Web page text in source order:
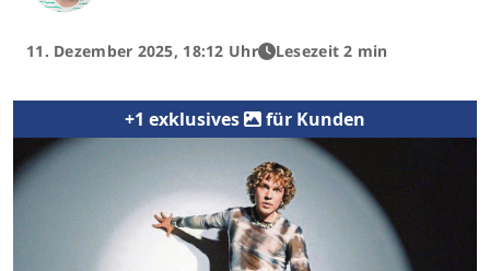
11. Dezember 2025, 18:12 Uhr Lesezeit 2 min
+1 exklusives für Kunden